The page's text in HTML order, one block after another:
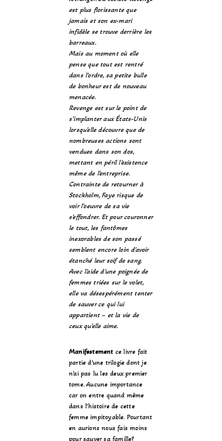
est plus florissante que
jamais et son ex-mari
infidèle se trouve derrière les
barreaux.
Mais au moment où elle
pense que tout est rentré
dans l’ordre, sa petite bulle
de bonheur est de nouveau
menacée.
Revenge est sur le point de
s’implanter aux États-Unis
lorsqu’elle découvre que de
nombreuses actions sont
vendues dans son dos,
mettant en péril l’existence
même de l’entreprise.
Contrainte de retourner à
Stockholm, Faye risque de
voir l’oeuvre de sa vie
s’effondrer. Et pour couronner
le tout, les fantômes
inexorables de son passé
semblent encore loin d’avoir
étanché leur soif de sang.
Avec l’aide d’une poignée de
femmes triées sur le volet,
elle va désespérément tenter
de sauver ce qui lui
appartient – et la vie de
ceux qu’elle aime.
Manifestement ce livre fait
partie d’une trilogie dont je
n’ai pas lu les deux premier
tome. Aucune importance
car on entre quand même
dans l’histoire de cette
femme impitoyable. Pourtant
en aurions nous fais moins
pour sauver sa famille?